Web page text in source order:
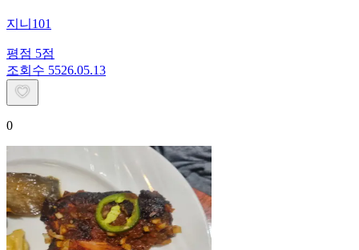
지니101
평점 5점
조회수 5526.05.13
0